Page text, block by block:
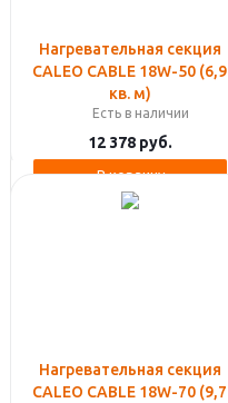
Нагревательная секция
CALEO CABLE 18W-50 (6,9
кв. м)
Есть в наличии
12 378руб.
В корзину
Нагревательная секция
CALEO CABLE 18W-70 (9,7